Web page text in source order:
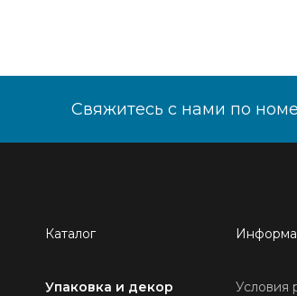
Свяжитесь с нами по
Каталог
Упаковка и декор
Условия